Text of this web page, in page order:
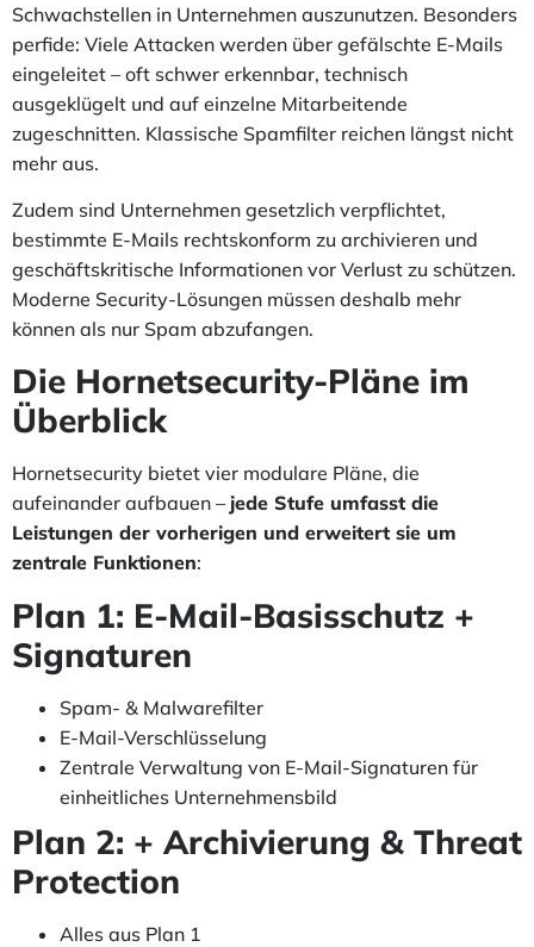
Schwachstellen in Unternehmen auszunutzen. Besonders
perfide: Viele Attacken werden über gefälschte E-Mails
eingeleitet – oft schwer erkennbar, technisch
ausgeklügelt und auf einzelne Mitarbeitende
zugeschnitten. Klassische Spamfilter reichen längst nicht
mehr aus.
Zudem sind Unternehmen gesetzlich verpflichtet,
bestimmte E-Mails rechtskonform zu archivieren und
geschäftskritische Informationen vor Verlust zu schützen.
Moderne Security-Lösungen müssen deshalb mehr
können als nur Spam abzufangen.
Die Hornetsecurity-Pläne im
Überblick
Hornetsecurity bietet vier modulare Pläne, die
aufeinander aufbauen – jede Stufe umfasst die
Leistungen der vorherigen und erweitert sie um
zentrale Funktionen:
Plan 1: E-Mail-Basisschutz +
Signaturen
Spam- & Malwarefilter
E-Mail-Verschlüsselung
Zentrale Verwaltung von E-Mail-Signaturen für
einheitliches Unternehmensbild
Plan 2: + Archivierung & Threat
Protection
Alles aus Plan 1